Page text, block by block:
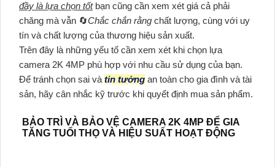
đầy là lựa chọn tốtbạn cũng cần xem xét giá cả phải
chăng mà vẫn 🔄Chắc chắn rằng chất lượng, cùng với uy
tín và chất lượng của thương hiệu sản xuất.
Trên đây là những yếu tố cần xem xét khi chọn lựa
camera 2K 4MP phù hợp với nhu cầu sử dụng của bạn.
Để tránh chọn sai và tin tưởng an toàn cho gia đình và tài
sản, hãy cân nhắc kỹ trước khi quyết định mua sản phẩm.
BẢO TRÌ VÀ BẢO VỆ CAMERA 2K 4MP ĐỂ GIA
TĂNG TUỔI THỌ VÀ HIỆU SUẤT HOẠT ĐỘNG